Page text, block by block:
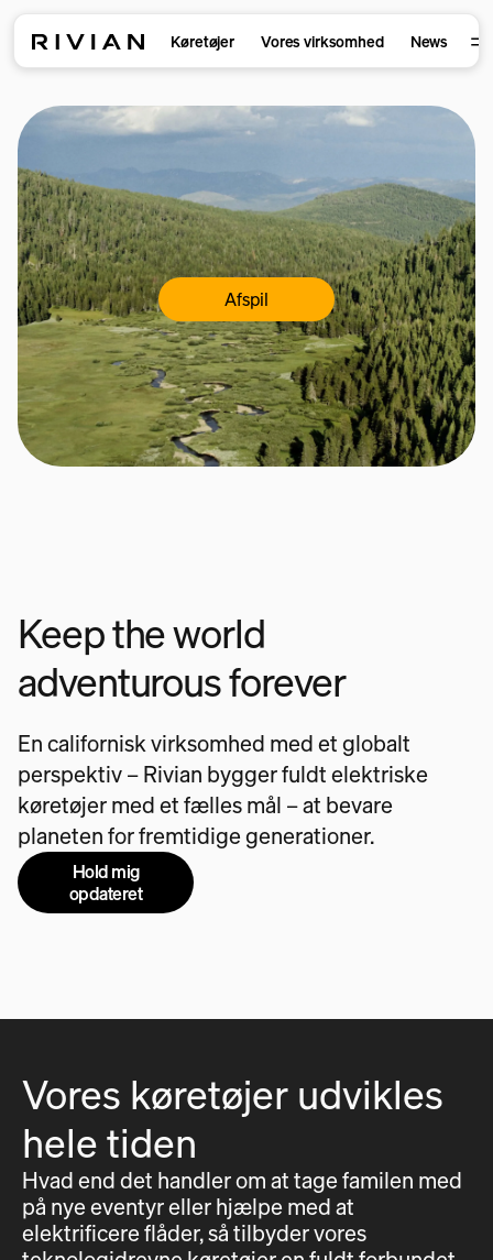
Køretøjer Vores virksomhed News
Afspil
Keep the world
adventurous forever
En californisk virksomhed med et globalt
perspektiv – Rivian bygger fuldt elektriske
køretøjer med et fælles mål – at bevare
planeten for fremtidige generationer.
Hold mig
opdateret
Vores køretøjer udvikles
hele tiden
Hvad end det handler om at tage familen med
på nye eventyr eller hjælpe med at
elektrificere flåder, så tilbyder vores